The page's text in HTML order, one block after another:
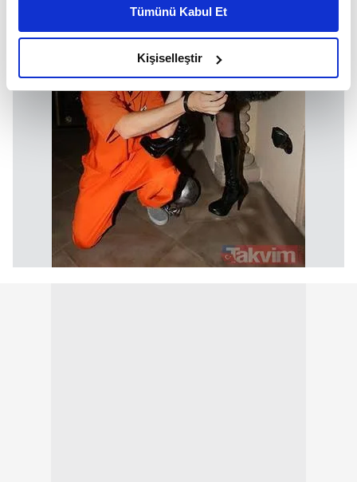
daha iyi reklam deneyimi yaşatabiliriz. Bunu yaparken
amacımızın size daha iyi bir reklam deneyimi sunmak
olduğunu ve sizlere en iyi içerikleri sunabilmek adına
elimizden gelen çabayı gösterdiğimizi ve bu noktada,
reklamların maliyetlerimizi karşılamak noktasında tek gelir
kalemimiz olduğunu sizlere hatırlatmak isteriz.
Her halükârda, kullanıcılar, bu çerezlere izin vermedikleri
takdirde, kullanıcılara hedefli reklamlar
gösterilmeyecektir."
Sizlere daha iyi bir hizmet sunabilmek için İnternet
Sitemizde kendimize ve üçüncü kişilere ait çerezler
kullanılmaktadır. Bu çerezler vasıtasıyla çeşitli kişisel
Tümünü Kabul Et
Kişiselleştir